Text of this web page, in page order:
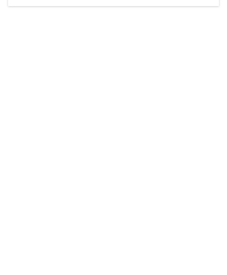
Der Weinbau dominert heute nicht mehr, ist aber integrativer